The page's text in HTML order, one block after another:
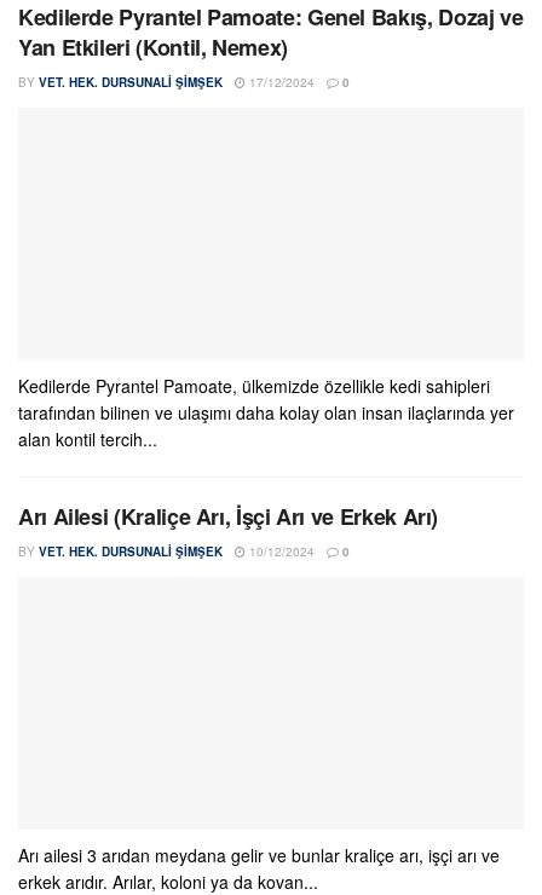
Kedilerde Pyrantel Pamoate: Genel Bakış, Dozaj ve
Yan Etkileri (Kontil, Nemex)
BY VET. HEK. DURSUNALI ŞIMŞEK 17/12/2024 0
Kedilerde Pyrantel Pamoate, ülkemizde özellikle kedi sahipleri
tarafından bilinen ve ulaşımı daha kolay olan insan ilaçlarında yer
alan kontil tercih...
Arı Ailesi (Kraliçe Arı, İşçi Arı ve Erkek Arı)
BY VET. HEK. DURSUNALI ŞIMŞEK 10/12/2024 0
Arı ailesi 3 arıdan meydana gelir ve bunlar kraliçe arı, işçi arı ve
erkek arıdır. Arılar, koloni ya da kovan...